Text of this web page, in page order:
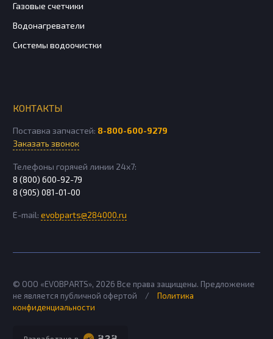
Газовые счетчики
Водонагреватели
Системы водоочистки
КОНТАКТЫ
Поставка запчастей: 8-800-600-9279
Заказать звонок
Телефоны горячей линии 24х7:
8 (800) 600-92-79
8 (905) 081-01-00
E-mail: evobparts@284000.ru
© ООО «EVOBPARTS», 2026 Все права защищены. Предложение
не является публичной офертой
/
Политика
конфиденциальности